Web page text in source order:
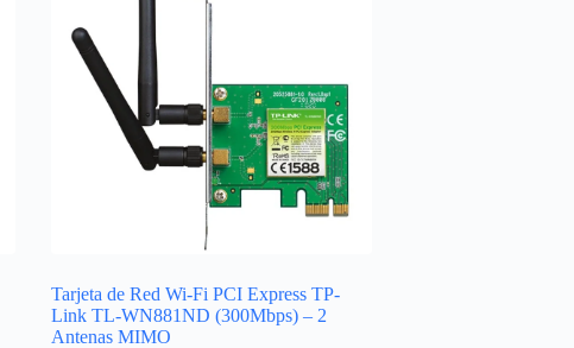
Tarjeta de Red Wi-Fi PCI Express TP-
Link TL-WN881ND (300Mbps) – 2
Antenas MIMO